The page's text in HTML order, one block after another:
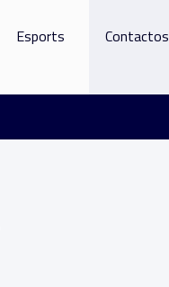
Esports Contactos